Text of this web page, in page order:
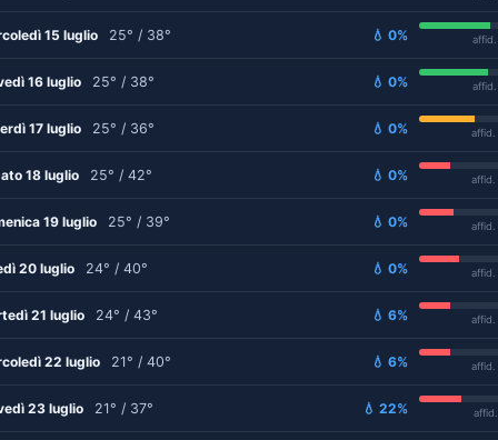
15 luglio 25° / 38° 💧 0%
16 luglio 25° / 38° 💧 0%
17 luglio 25° / 36° 💧 0% affid.
18 luglio 25° / 42° 💧 0% affid.
19 luglio 25° / 39° 💧 0% affid.
20 luglio 24° / 40° 💧 0% affid.
21 luglio 24° / 43° 💧 6% affid.
22 luglio 21° / 40° 💧 6% affid.
23 luglio 21° / 37° 💧 22%